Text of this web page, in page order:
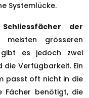
Systemlücke.
Schliessfächer der
grösseren
es jedoch zwei
Verfügbarkeit. Ein
passt oft nicht in die
Fächer benötigt, die